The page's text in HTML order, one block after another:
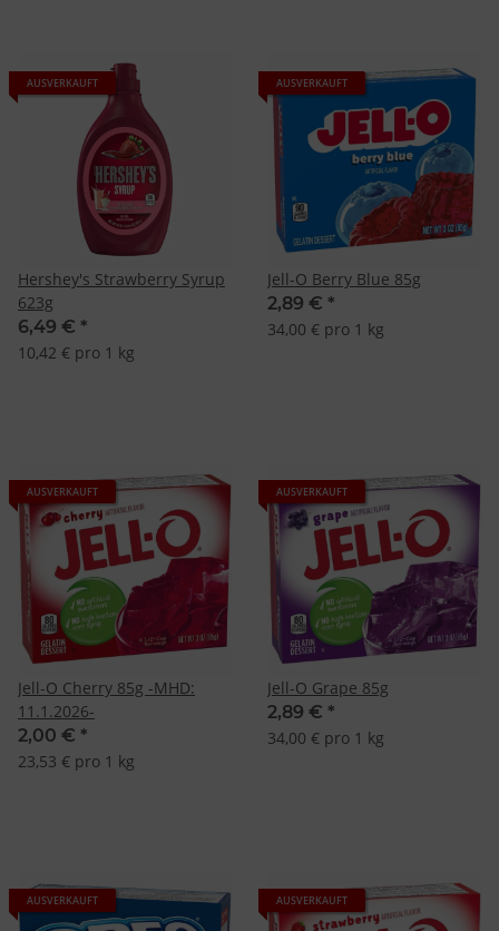
AUSVERKAUFT
Hershey's Strawberry Syrup
623g
6,49 € *
10,42 € pro 1 kg
AUSVERKAUFT
Jell-O Berry Blue 85g
2,89 € *
34,00 € pro 1 kg
AUSVERKAUFT
Jell-O Cherry 85g -MHD:
11.1.2026-
2,00 € *
23,53 € pro 1 kg
AUSVERKAUFT
Jell-O Grape 85g
2,89 € *
34,00 € pro 1 kg
AUSVERKAUFT AUSVERKAUFT